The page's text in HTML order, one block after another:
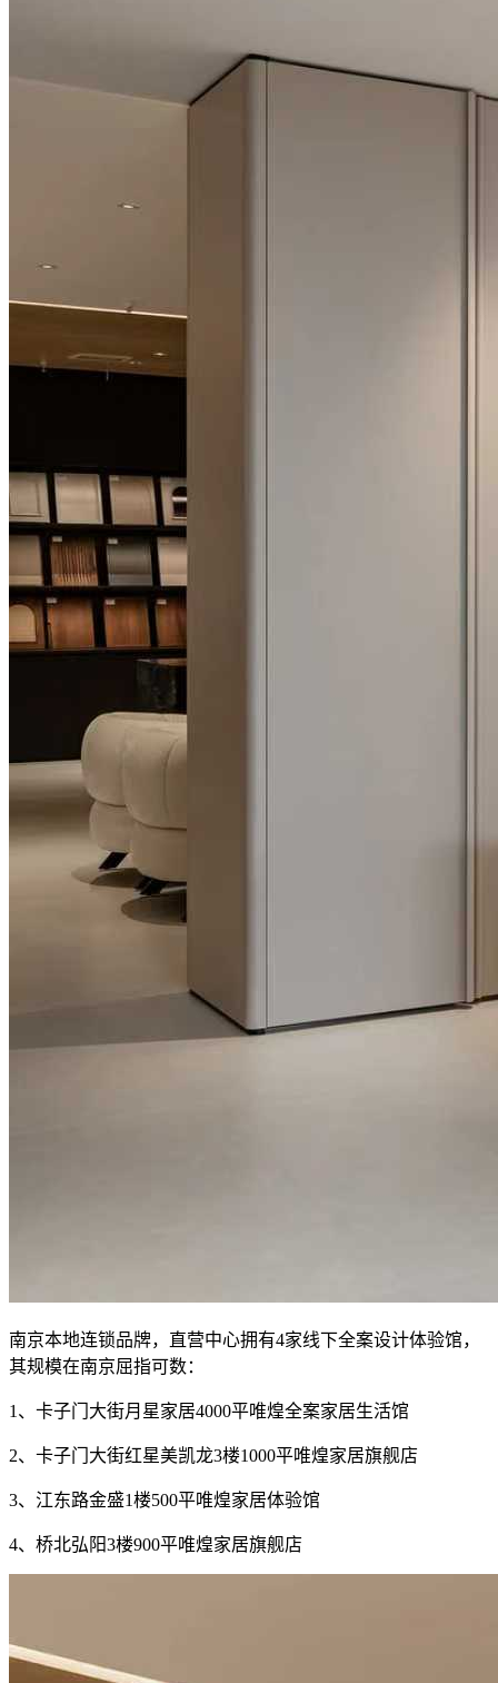
南京本地连锁品牌，直营中心拥有4家线下全案设计体验馆，
其规模在南京屈指可数：
1、卡子门大街月星家居4000平唯煌全案家居生活馆
2、卡子门大街红星美凯龙3楼1000平唯煌家居旗舰店
3、江东路金盛1楼500平唯煌家居体验馆
4、桥北弘阳3楼900平唯煌家居旗舰店